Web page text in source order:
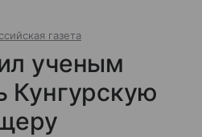
газета
ученым
Кунгурскую